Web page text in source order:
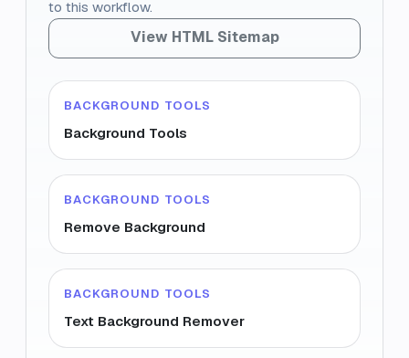
to this workflow.
View HTML Sitemap
BACKGROUND TOOLS
Background Tools
BACKGROUND TOOLS
Remove Background
BACKGROUND TOOLS
Text Background Remover